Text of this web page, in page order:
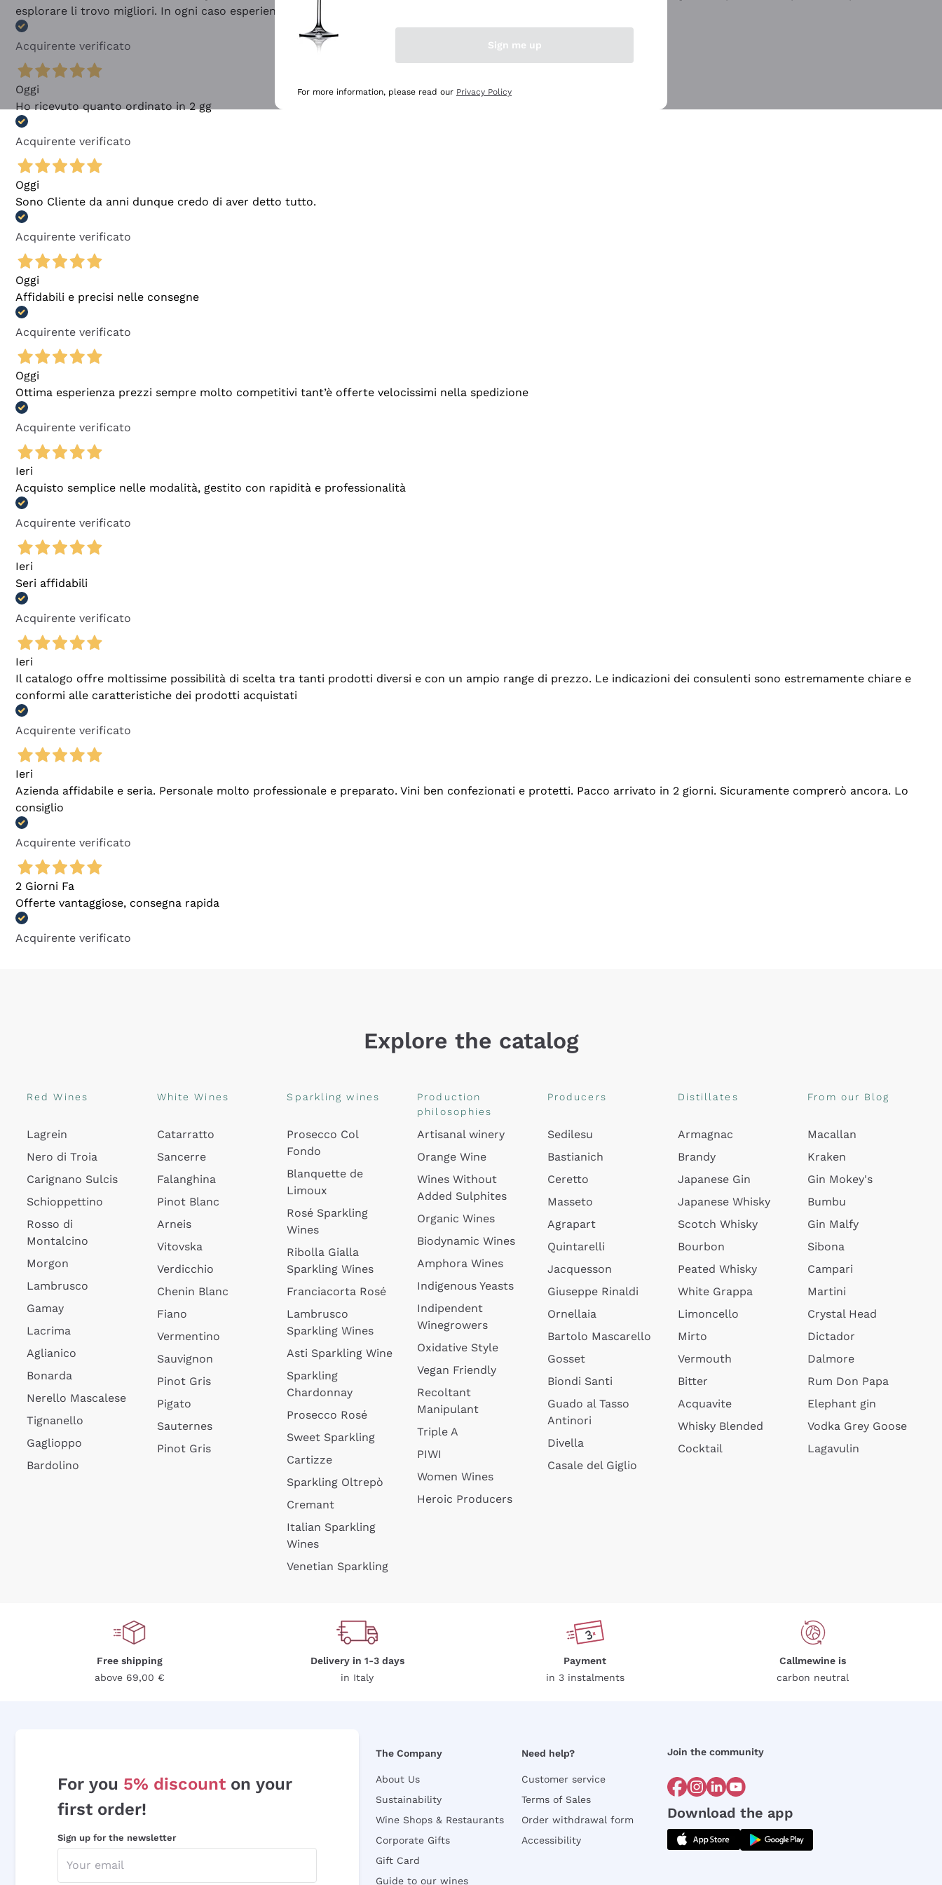
esplorare li trovo migliori. In ogni caso esperienza buona e lo consiglio! 👍
Acquirente verificato
Oggi
Ho ricevuto quanto ordinato in 2 gg
Acquirente verificato
Oggi
Sono Cliente da anni dunque credo di aver detto tutto.
Acquirente verificato
Oggi
Affidabili e precisi nelle consegne
Acquirente verificato
Oggi
Ottima esperienza prezzi sempre molto competitivi tant’è offerte velocissimi nella spedizione
Acquirente verificato
Ieri
Acquisto semplice nelle modalità, gestito con rapidità e professionalità
Acquirente verificato
Ieri
Seri affidabili
Acquirente verificato
Ieri
Il catalogo offre moltissime possibilità di scelta tra tanti prodotti diversi e con un ampio range di prezzo. Le indicazioni dei consulenti sono estremamente chiare e
conformi alle caratteristiche dei prodotti acquistati
Acquirente verificato
Ieri
Azienda affidabile e seria. Personale molto professionale e preparato. Vini ben confezionati e protetti. Pacco arrivato in 2 giorni. Sicuramente comprerò ancora. Lo
consiglio
Acquirente verificato
2 Giorni Fa
Offerte vantaggiose, consegna rapida
Acquirente verificato
Explore the catalog
Red Wines
Lagrein
Nero di Troia
Carignano Sulcis
Schioppettino
Rosso di
Montalcino
Morgon
Lambrusco
Gamay
Lacrima
Aglianico
Bonarda
Nerello Mascalese
Tignanello
Gaglioppo
Bardolino
White Wines
Catarratto
Sancerre
Falanghina
Pinot Blanc
Arneis
Vitovska
Verdicchio
Chenin Blanc
Fiano
Vermentino
Sauvignon
Pinot Gris
Pigato
Sauternes
Pinot Gris
Sparkling wines
Prosecco Col
Fondo
Blanquette de
Limoux
Rosé Sparkling
Wines
Ribolla Gialla
Sparkling Wines
Franciacorta Rosé
Lambrusco
Sparkling Wines
Asti Sparkling Wine
Sparkling
Chardonnay
Prosecco Rosé
Sweet Sparkling
Cartizze
Sparkling Oltrepò
Cremant
Italian Sparkling
Wines
Venetian Sparkling
Production
philosophies
Artisanal winery
Orange Wine
Wines Without
Added Sulphites
Organic Wines
Biodynamic Wines
Amphora Wines
Indigenous Yeasts
Indipendent
Winegrowers
Oxidative Style
Vegan Friendly
Recoltant
Manipulant
Triple A
PIWI
Women Wines
Heroic Producers
Producers
Sedilesu
Bastianich
Ceretto
Masseto
Agrapart
Quintarelli
Jacquesson
Giuseppe Rinaldi
Ornellaia
Bartolo Mascarello
Gosset
Biondi Santi
Guado al Tasso
Antinori
Divella
Casale del Giglio
Distillates
Armagnac
Brandy
Japanese Gin
Japanese Whisky
Scotch Whisky
Bourbon
Peated Whisky
White Grappa
Limoncello
Mirto
Vermouth
Bitter
Acquavite
Whisky Blended
Cocktail
From our Blog
Macallan
Kraken
Gin Mokey's
Bumbu
Gin Malfy
Sibona
Campari
Martini
Crystal Head
Dictador
Dalmore
Rum Don Papa
Elephant gin
Vodka Grey Goose
Lagavulin
Free shipping
above 69,00 €
Delivery in 1-3 days
in Italy
Payment
in 3 instalments
Callmewine is
carbon neutral
For you 5% discount on your
first order!
Sign up for the newsletter
The Company
About Us
Sustainability
Wine Shops & Restaurants
Corporate Gifts
Gift Card
Guide to our wines
Need help?
Customer service
Terms of Sales
Order withdrawal form
Accessibility
Join the community
Download the app
Sign me up
For more information, please read our Privacy Policy